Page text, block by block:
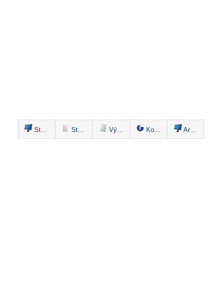
Studio stream Startovní listina Výsledky Komentáře Archiv